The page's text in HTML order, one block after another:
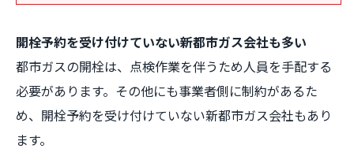
開栓予約を受け付けていない新都市ガス会社も多い
都市ガスの開栓は、点検作業を伴うため人員を手配する
必要があります。その他にも事業者側に制約があるた
め、開栓予約を受け付けていない新都市ガス会社もあり
ます。